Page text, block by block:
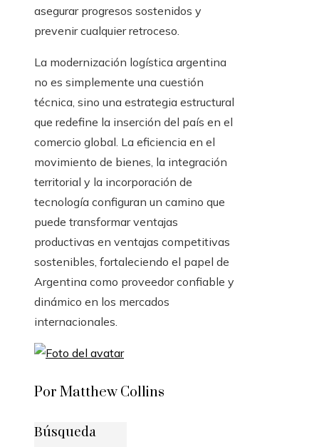
asegurar progresos sostenidos y
prevenir cualquier retroceso.
La modernización logística argentina
no es simplemente una cuestión
técnica, sino una estrategia estructural
que redefine la inserción del país en el
comercio global. La eficiencia en el
movimiento de bienes, la integración
territorial y la incorporación de
tecnología configuran un camino que
puede transformar ventajas
productivas en ventajas competitivas
sostenibles, fortaleciendo el papel de
Argentina como proveedor confiable y
dinámico en los mercados
internacionales.
Por Matthew Collins
Búsqueda